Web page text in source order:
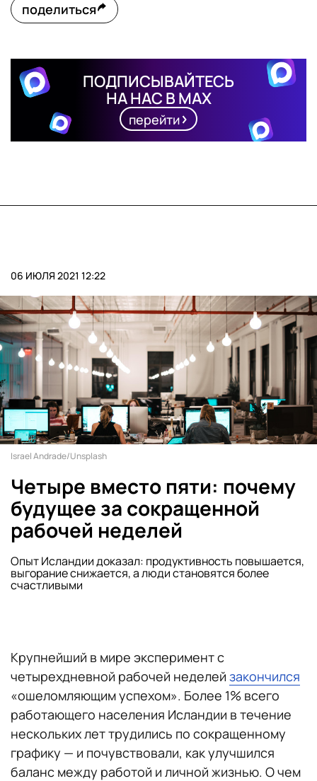
поделиться
ПОДПИСЫВАЙТЕСЬ
НА НАС В MAX
перейти
06 ИЮЛЯ 2021 12:22
Israel Andrade/Unsplash
Четыре вместо пяти: почему
будущее за сокращенной
рабочей неделей
Опыт Исландии доказал: продуктивность повышается,
выгорание снижается, а люди становятся более
счастливыми
Крупнейший в мире эксперимент с
четырехдневной рабочей неделей закончился
«ошеломляющим успехом». Более 1% всего
работающего населения Исландии в течение
нескольких лет трудились по сокращенному
графику — и почувствовали, как улучшился
баланс между работой и личной жизнью. О чем